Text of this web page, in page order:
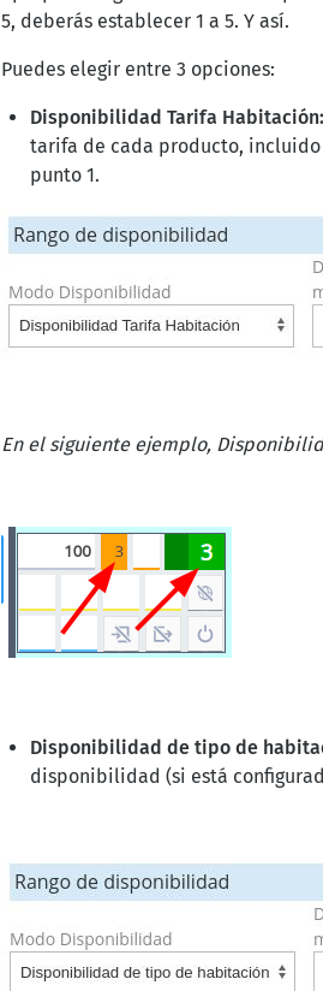
5, deberás establecer 1 a 5. Y así.
Puedes elegir entre 3 opciones:
Disponibilidad Tarifa Habitación:
tarifa de cada producto,
punto 1.
En el siguiente ejemplo,
Disponibilidad de tipo de
disponibilidad (si está